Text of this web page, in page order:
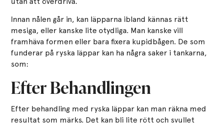
Innan nålen går in, kan läpparna ibland kännas rätt
mesiga, eller kanske lite otydliga. Man kanske vill
framhäva formen eller bara fixera kupidbågen. De som
funderar på ryska läppar kan ha några saker i tankarna,
som:
Efter Behandlingen
Efter behandling med ryska läppar kan man räkna med
resultat som märks. Det kan bli lite rött och svullet